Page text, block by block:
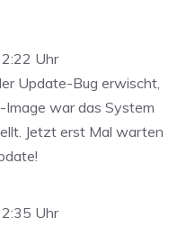
Uhr
Update-Bug erwischt,
Image war das System
Jetzt erst Mal warten
Uhr